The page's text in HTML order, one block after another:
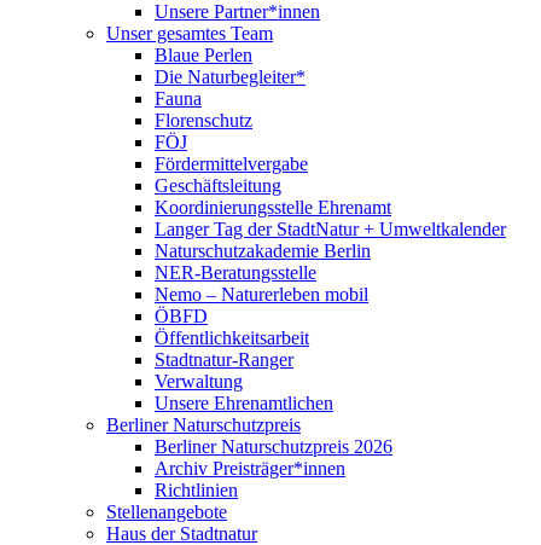
Unsere Partner*innen
Unser gesamtes Team
Blaue Perlen
Die Naturbegleiter*
Fauna
Florenschutz
FÖJ
Fördermittelvergabe
Geschäftsleitung
Koordinierungsstelle Ehrenamt
Langer Tag der StadtNatur + Umweltkalender
Naturschutzakademie Berlin
NER-Beratungsstelle
Nemo – Naturerleben mobil
ÖBFD
Öffentlichkeitsarbeit
Stadtnatur-Ranger
Verwaltung
Unsere Ehrenamtlichen
Berliner Naturschutzpreis
Berliner Naturschutzpreis 2026
Archiv Preisträger*innen
Richtlinien
Stellenangebote
Haus der Stadtnatur